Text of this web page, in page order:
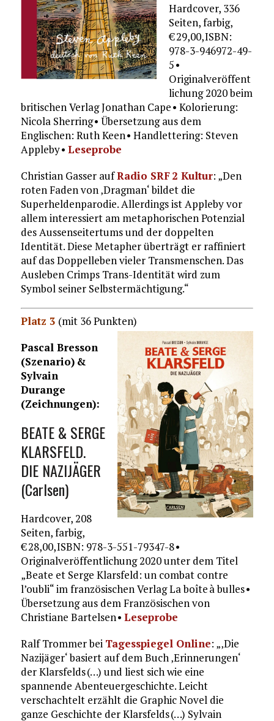
Hardcover, 336
Seiten, farbig,
€ 29,00, ISBN:
978-3-946972-49-
5 •
Originalveröffent
lichung 2020 beim
britischen Verlag Jonathan Cape • Kolorierung:
Nicola Sherring • Übersetzung aus dem
Englischen: Ruth Keen • Handlettering: Steven
Appleby • Leseprobe
Christian Gasser aufRadio SRF 2 Kultur: „Den
roten Faden von ‚Dragman‘ bildet die
Superheldenparodie. Allerdings ist Appleby vor
allem interessiert am metaphorischen Potenzial
des Aussenseitertums und der doppelten
Identität. Diese Metapher überträgt er raffiniert
auf das Doppelleben vieler Transmenschen. Das
Ausleben Crimps Trans-Identität wird zum
Symbol seiner Selbstermächtigung.“
Platz 3 (mit 36 Punkten)
Pascal Bresson
(Szenario) &
Sylvain
Durange
(Zeichnungen):
BEATE & SERGE
KLARSFELD.
DIE NAZIJÄGER
(Carlsen)
Hardcover, 208
Seiten, farbig,
€ 28,00, ISBN: 978-3-551-79347-8 •
Originalveröffentlichung 2020 unter dem Titel
„Beate et Serge Klarsfeld: un combat contre
l’oubli“ im französischen Verlag La boîte à bulles •
Übersetzung aus dem Französischen von
Christiane Bartelsen • Leseprobe
Ralf Trommer bei Tagesspiegel Online: „‚Die
Nazijäger‘ basiert auf dem Buch ‚Erinnerungen‘
der Klarsfelds (…) und liest sich wie eine
spannende Abenteuergeschichte. Leicht
verschachtelt erzählt die Graphic Novel die
ganze Geschichte der Klarsfelds (…) Sylvain